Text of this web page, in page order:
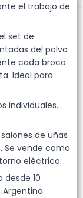
el trabajo de
set de
del polvo
cada broca
Ideal para
individuales.
de uñas
Se vende como
eléctrico.
10
Esp Dehuka.
Material
para hogar, oficina